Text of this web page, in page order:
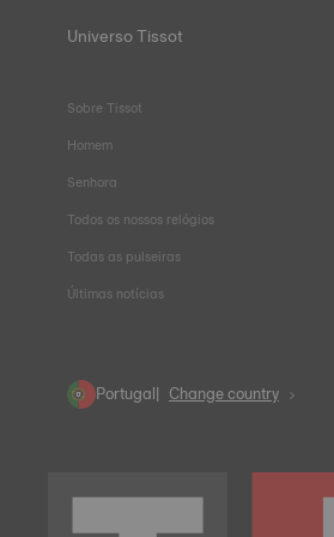
Universo Tissot
Sobre Tissot
Homem
Senhora
Todos os nossos relógios
Todas as pulseiras
Últimas notícias
Portugal Change country